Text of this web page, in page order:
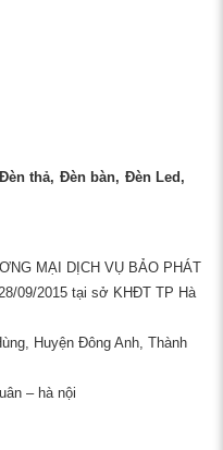
Đèn thả Đèn bàn
Đèn Led
MẠI DỊCH VỤ BẢO PHÁT
09/2015 tại sở KHĐT TP Hà
Huyện Đông Anh, Thành
– hà nội